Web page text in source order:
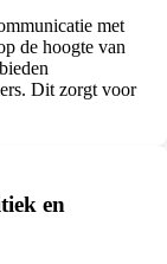
met
de hoogte van
Dit zorgt voor
en